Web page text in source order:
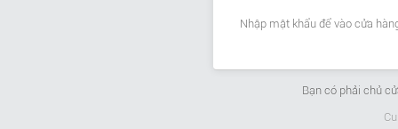
Nhập mật khẩu để vào cửa
Bạn có phải chủ